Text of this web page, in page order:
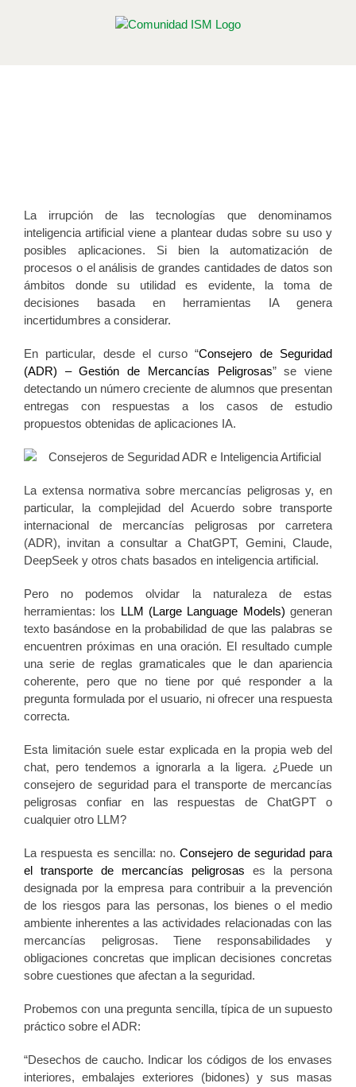
La irrupción de las tecnologías que denominamos
inteligencia artificial viene a plantear dudas sobre su uso y
posibles aplicaciones. Si bien la automatización de
procesos o el análisis de grandes cantidades de datos son
ámbitos donde su utilidad es evidente, la toma de
decisiones basada en herramientas IA genera
incertidumbres a considerar.
En particular, desde el curso “Consejero de Seguridad
(ADR) – Gestión de Mercancías Peligrosas” se viene
detectando un número creciente de alumnos que presentan
entregas con respuestas a los casos de estudio
propuestos obtenidas de aplicaciones IA.
La extensa normativa sobre mercancías peligrosas y, en
particular, la complejidad del Acuerdo sobre transporte
internacional de mercancías peligrosas por carretera
(ADR), invitan a consultar a ChatGPT, Gemini, Claude,
DeepSeek y otros chats basados en inteligencia artificial.
Pero no podemos olvidar la naturaleza de estas
herramientas: los LLM (Large Language Models) generan
texto basándose en la probabilidad de que las palabras se
encuentren próximas en una oración. El resultado cumple
una serie de reglas gramaticales que le dan apariencia
coherente, pero que no tiene por qué responder a la
pregunta formulada por el usuario, ni ofrecer una respuesta
correcta.
Esta limitación suele estar explicada en la propia web del
chat, pero tendemos a ignorarla a la ligera. ¿Puede un
consejero de seguridad para el transporte de mercancías
peligrosas confiar en las respuestas de ChatGPT o
cualquier otro LLM?
La respuesta es sencilla: no.Consejero de seguridad para
el transporte de mercancías peligrosas es la persona
designada por la empresa para contribuir a la prevención
de los riesgos para las personas, los bienes o el medio
ambiente inherentes a las actividades relacionadas con las
mercancías peligrosas. Tiene responsabilidades y
obligaciones concretas que implican decisiones concretas
sobre cuestiones que afectan a la seguridad.
Probemos con una pregunta sencilla, típica de un supuesto
práctico sobre el ADR:
“Desechos de caucho. Indicar los códigos de los envases
interiores, embalajes exteriores (bidones) y sus masas